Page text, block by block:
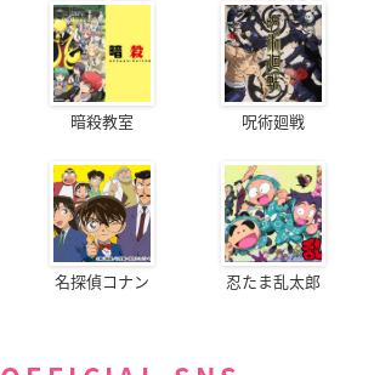
暗殺教室 呪術廻戦
名探偵コナン 忍たま乱太郎